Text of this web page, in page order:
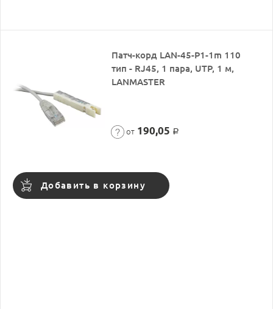
Патч-корд LAN-45-P1-1m 110
тип - RJ45, 1 пара, UTP, 1 м,
LANMASTER
от 190,05 Р
Добавить в корзину